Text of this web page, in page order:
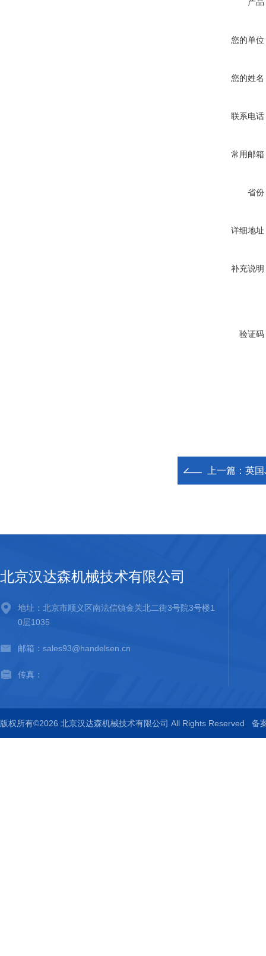
您的单位
您的姓名
联系电话
常用邮箱
省份
详细地址
补充说明
验证码
上一篇： 英
北京汉达森机械技术有限公司
地址：北京市顺义区南法信镇金关北二街3号院3号楼1
0层1035
邮箱：sales93@handelsen.cn
传真：
版权所有©2026 北京汉达森机械技术有限公司 All Rights Reserved 备